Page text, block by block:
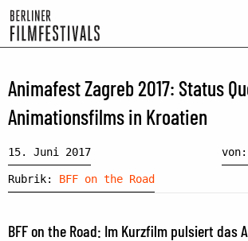
Animafest Zagreb 2017: Status
Animationsfilms in Kroatien
15. Juni 2017 von:
Rubrik: BFF on the Road
BFF on the Road: Im Kurzfilm pulsiert das